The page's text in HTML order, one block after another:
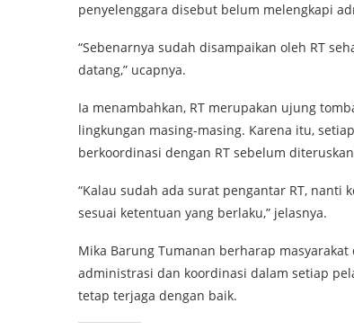
penyelenggara disebut belum melengkapi
“Sebenarnya sudah disampaikan oleh RT
datang,” ucapnya.
Ia menambahkan, RT merupakan ujung
lingkungan masing-masing. Karena itu,
berkoordinasi dengan RT sebelum
“Kalau sudah ada surat pengantar RT,
sesuai ketentuan yang berlaku,” jelasnya.
Mika Barung Tumanan berharap
administrasi dan koordinasi dalam setiap
tetap terjaga dengan baik.